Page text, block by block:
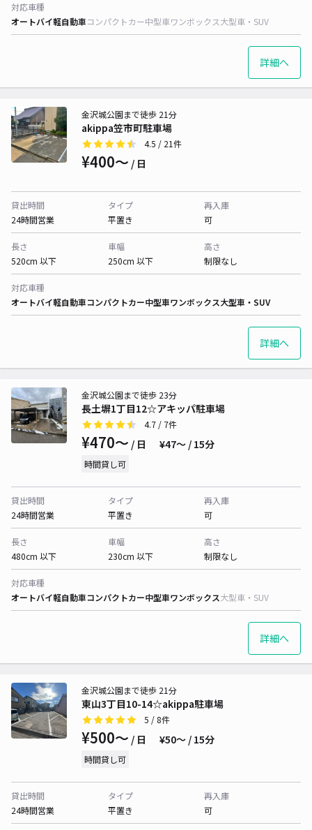
対応車種
オートバイ軽自動車コンパクトカー中型車ワンボックス大型車・SUV
詳細へ
akippa笠市町駐車場
金沢城公園まで徒歩 21分
4.5 / 21件
¥400〜 / 日
貸出時間
24時間営業
タイプ
平置き
再入庫
可
長さ
520cm 以下
車幅
250cm 以下
高さ
制限なし
対応車種
オートバイ軽自動車コンパクトカー中型車ワンボックス大型車・SUV
詳細へ
長土塀1丁目12☆アキッパ駐車場
金沢城公園まで徒歩 23分
4.7 / 7件
¥470〜 / 日 ¥47〜 / 15分
時間貸し可
貸出時間
24時間営業
タイプ
平置き
再入庫
可
長さ
480cm 以下
車幅
230cm 以下
高さ
制限なし
対応車種
オートバイ軽自動車コンパクトカー中型車ワンボックス大型車・SUV
詳細へ
東山3丁目10-14☆akippa駐車場
金沢城公園まで徒歩 21分
5 / 8件
¥500〜 / 日 ¥50〜 / 15分
時間貸し可
貸出時間
24時間営業
タイプ
平置き
再入庫
可